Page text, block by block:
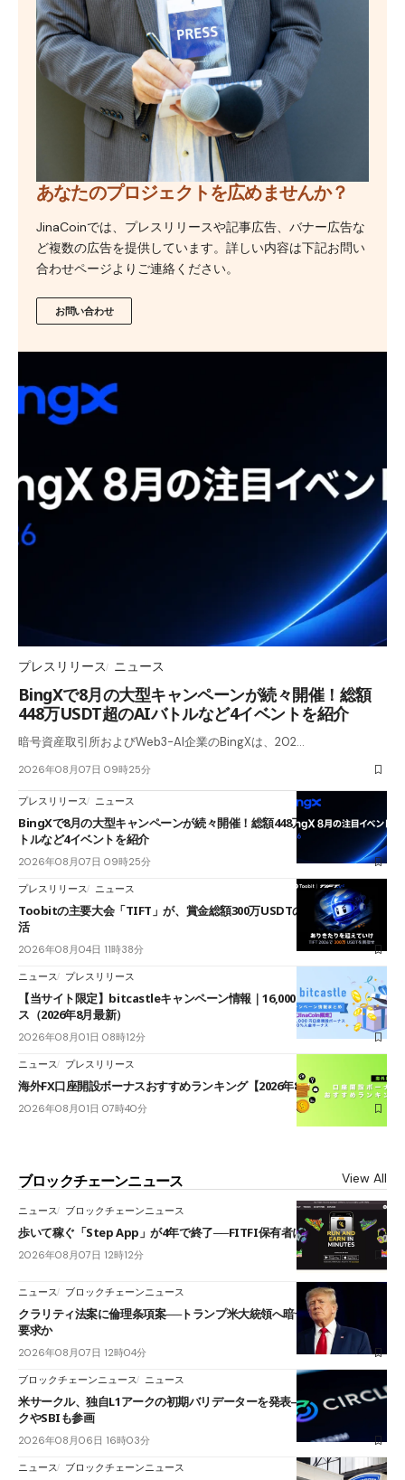
あなたのプロジェクトを広めませんか？
JinaCoinでは、プレスリリースや記事広告、バナー広告な
ど複数の広告を提供しています。詳しい内容は下記お問い
合わせページよりご連絡ください。
お問い合わせ
プレスリリース ニュース
BingXで8月の大型キャンペーンが続々開催！総額
448万USDT超のAIバトルなど4イベントを紹介
暗号資産取引所およびWeb3-AI企業のBingXは、202…
2026年08月07日 09時25分
プレスリリース ニュース
BingXで8月の大型キャンペーンが続々開催！総額448万USDT超のAIバ
トルなど4イベントを紹介
2026年08月07日 09時25分
プレスリリース ニュース
Toobitの主要大会「TIFT」が、賞金総額300万USDTのレースとして復
活
2026年08月04日 11時38分
ニュース プレスリリース
【当サイト限定】bitcastleキャンペーン情報｜16,000円口座開設ボーナ
ス（2026年8月最新）
2026年08月01日 08時12分
ニュース プレスリリース
海外FX口座開設ボーナスおすすめランキング【2026年8月最新】
2026年08月01日 07時40分
ブロックチェーンニュース View All
ニュース ブロックチェーンニュース
歩いて稼ぐ「Step App」が4年で終了──FITFI保有者に対応呼びかけ
2026年08月07日 12時12分
ニュース ブロックチェーンニュース
クラリティ法案に倫理条項案──トランプ米大統領へ暗号資産事業の売却
要求か
2026年08月07日 12時04分
ブロックチェーンニュース ニュース
米サークル、独自L1アークの初期バリデーターを発表――ブラックロッ
クやSBIも参画
2026年08月06日 16時03分
ニュース ブロックチェーンニュース